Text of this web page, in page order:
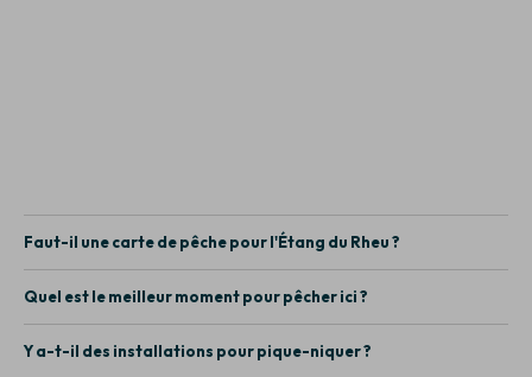
Faut-il une carte de pêche pour l'Étang du Rheu ?
Quel est le meilleur moment pour pêcher ici ?
Y a-t-il des installations pour pique-niquer ?